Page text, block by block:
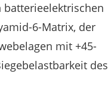
batterieelektrischen
6-Matrix, der
mit +45-
des